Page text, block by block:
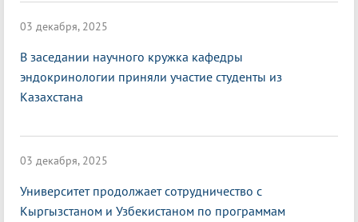
03 декабря, 2025
В заседании научного кружка кафедры
эндокринологии приняли участие студенты из
Казахстана
03 декабря, 2025
Университет продолжает сотрудничество с
Кыргызстаном и Узбекистаном по программам